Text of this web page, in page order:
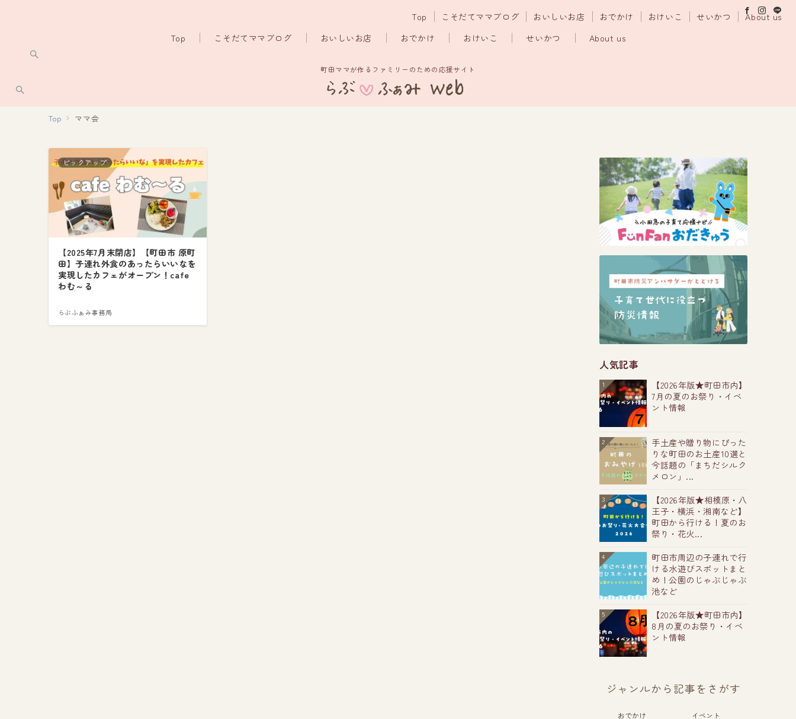
Top こそだてママブログ おいしいお店 おでかけ おけいこ せいかつ About us
Top こそだてママブログ おいしいお店 おでかけ おけいこ せいかつ About us
町田ママが作るファミリーのための応援サイト
Top ママ会
ピックアップ
【2025年7月末閉店】【町田市 原町
田】子連れ外食のあったらいいなを
実現したカフェがオープン！cafe
わむ～る
らぶふぁみ事務局
人気記事
1
【2026年版★町田市内】
7月の夏のお祭り・イベ
ント情報
2
手土産や贈り物にぴった
りな町田のお土産10選と
今話題の「まちだシルク
メロン」...
3
【2026年版★相模原・八
王子・横浜・湘南など】
町田から行ける！夏のお
祭り・花火...
4
町田市周辺の子連れで行
ける水遊びスポットまと
め！公園のじゃぶじゃぶ
池など
5
【2026年版★町田市内】
8月の夏のお祭り・イベ
ント情報
ジャンルから記事をさがす
おでかけ
イベント